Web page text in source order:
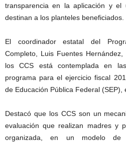
transparencia en la aplicación y
destinan a los planteles beneficiados.
El coordinador estatal del
Completo, Luis Fuentes
los CCS está contemplada en
programa para el ejercicio fiscal
de Educación Pública Federal (SEP),
Destacó que los CCS son un
evaluación que realizan madres y
organizada, en un modelo de